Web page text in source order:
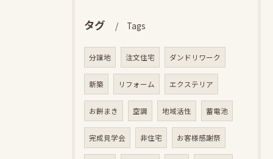
タグ Tags
分譲地 注文住宅 ダンドリワーク
新築 リフォーム エクステリア
お餅まき 空調 地域活性 蓄電池
完成見学会 非住宅 お客様感謝祭